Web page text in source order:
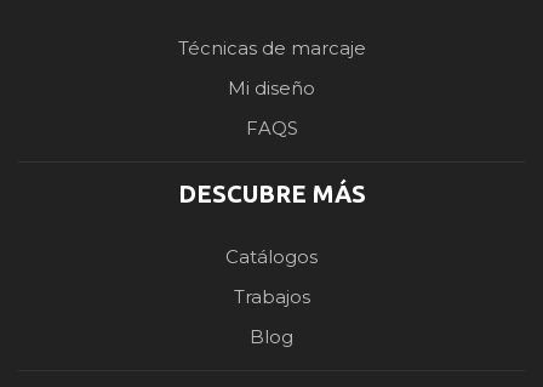
Técnicas de marcaje
Mi diseño
FAQS
DESCUBRE MÁS
Catálogos
Trabajos
Blog